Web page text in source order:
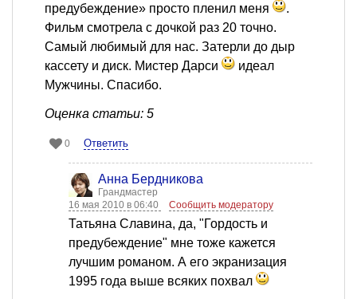
предубеждение» просто пленил меня
.
Фильм смотрела с дочкой раз 20 точно.
Самый любимый для нас. Затерли до дыр
кассету и диск. Мистер Дарси
идеал
Мужчины. Спасибо.
Оценка статьи: 5
0 Ответить
Анна Бердникова
Грандмастер
16 мая 2010 в 06:40
Сообщить модератору
Татьяна Славина, да, "Гордость и
предубеждение" мне тоже кажется
лучшим романом. А его экранизация
1995 года выше всяких похвал